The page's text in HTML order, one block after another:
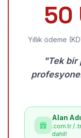
50
Yıllık ödeme
"Tek bir
Alan
.com.tr /
dahil!